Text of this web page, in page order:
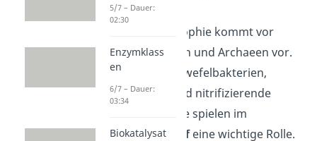
Die Chemoautotrophie kommt vor
allem bei Bakterien und Archaeen vor.
Beispiele sind Schwefelbakterien,
Methanbildner und nitrifizierende
Bakterien. Letztere spielen im
Stickstoffkreislaufeine wichtige Rolle.
5/7 – Dauer:
02:30
Enzymklass
en
6/7 – Dauer:
03:34
Biokatalysat